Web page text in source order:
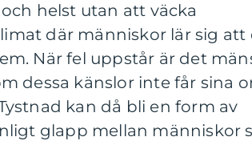
helst utan att väcka
där människor lär sig att
När fel uppstår är det
dessa känslor inte får sina
kan då bli en form av
glapp mellan människor